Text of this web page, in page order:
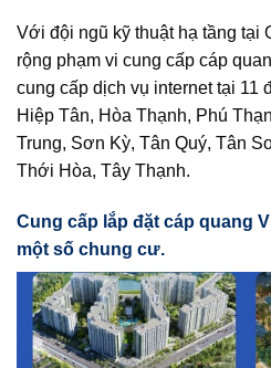
Với đội ngũ kỹ thuật hạ tầng tại
rộng phạm vi cung cấp cáp
cung cấp dịch vụ internet tại 11
Hiệp Tân, Hòa Thạnh, Phú
Trung, Sơn Kỳ, Tân Quý, Tân
Thới Hòa, Tây Thạnh.
Cung cấp lắp đặt cáp quang
một số chung cư.